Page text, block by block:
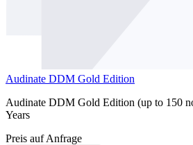
Audinate DDM Gold Edition
Audinate DDM Gold Edition (up to 150
Years
Preis auf Anfrage